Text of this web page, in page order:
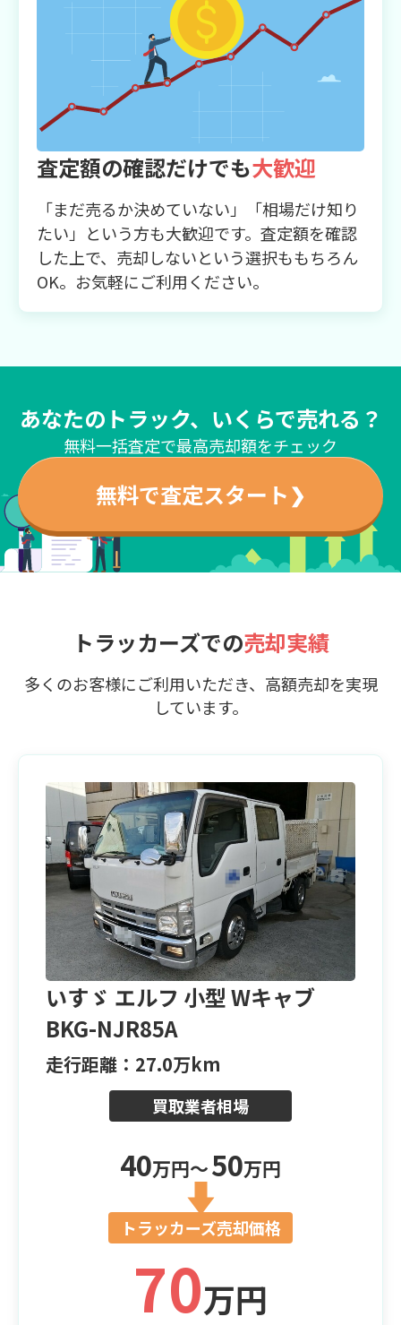
査定額の確認だけでも大歓迎
「まだ売るか決めていない」「相場だけ知り
たい」という方も大歓迎です。査定額を確認
した上で、売却しないという選択ももちろん
OK。お気軽にご利用ください。
あなたのトラック、いくらで売れる？
無料一括査定で最高売却額をチェック
無料で査定スタート❯
トラッカーズでの売却実績
多くのお客様にご利用いただき、高額売却を実現
しています。
いすゞ エルフ 小型 Wキャブ
BKG-NJR85A
走行距離：27.0万km
買取業者相場
40万円〜50万円
トラッカーズ売却価格
70万円